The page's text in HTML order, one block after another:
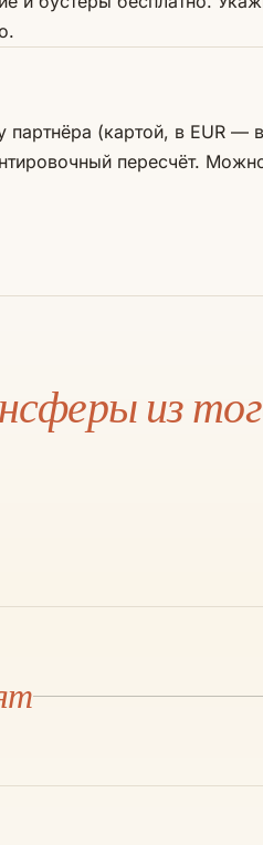
партнёра (картой, в EUR —
пересчёт.
из